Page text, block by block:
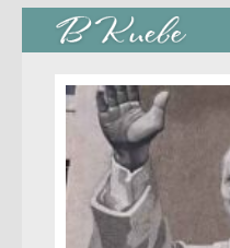
стрит-арт
коты Киева
скамейки